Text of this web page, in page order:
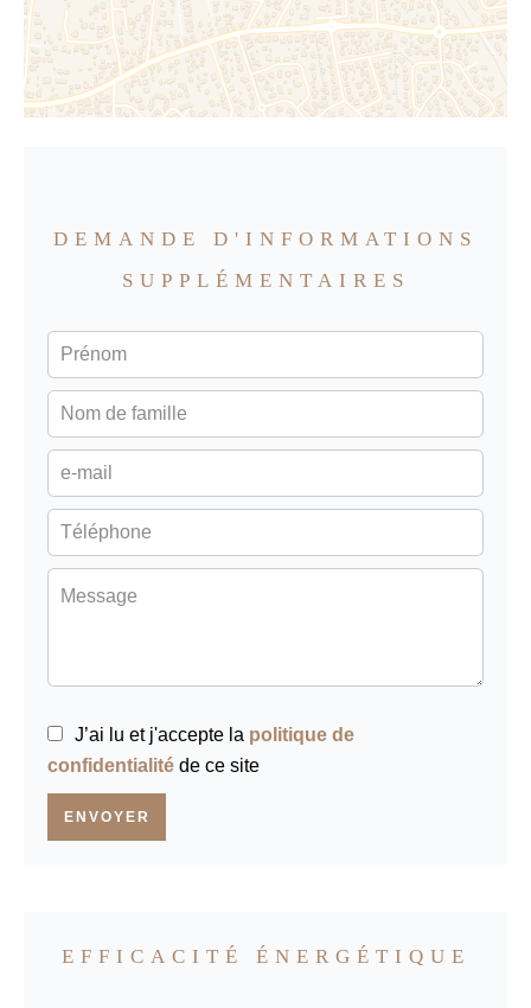
DEMANDE D'INFORMATIONS
SUPPLÉMENTAIRES
J’ai lu et j'accepte la politique de
confidentialité de ce site
ENVOYER
EFFICACITÉ ÉNERGÉTIQUE